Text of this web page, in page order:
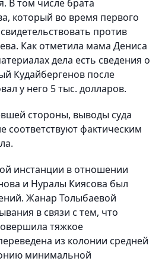
В том числе брата
который во время первого
против
Как отметила мама Дениса
дела есть сведения о
Кудайбергенов после
у него 5 тыс. долларов.
стороны, выводы суда
соответствуют фактическим
инстанции в отношении
и Нуралы Киясова был
Жанар Толыбаевой
в связи с тем, что
тяжкое
из колонии средней
минимальной